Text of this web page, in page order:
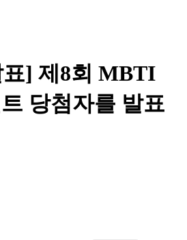
] 제8회 MBTI
당첨자를 발표